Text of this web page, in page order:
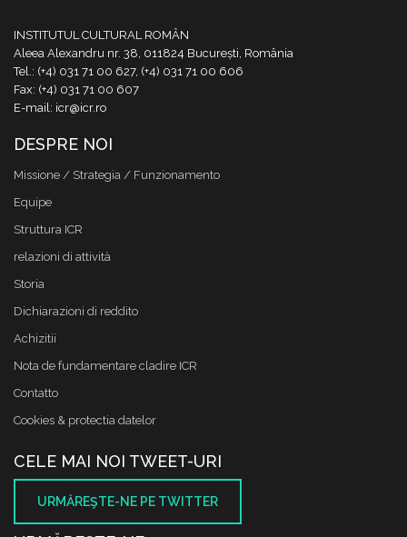
INSTITUTUL CULTURAL ROMÂN
Aleea Alexandru nr. 38, 011824 București, România
Tel.: (+4) 031 71 00 627, (+4) 031 71 00 606
Fax: (+4) 031 71 00 607
E-mail: icr@icr.ro
DESPRE NOI
Missione / Strategia / Funzionamento
Equipe
Struttura ICR
relazioni di attività
Storia
Dichiarazioni di reddito
Achizitii
Nota de fundamentare cladire ICR
Contatto
Cookies & protectia datelor
CELE MAI NOI TWEET-URI
URMĂREŞTE-NE PE TWITTER